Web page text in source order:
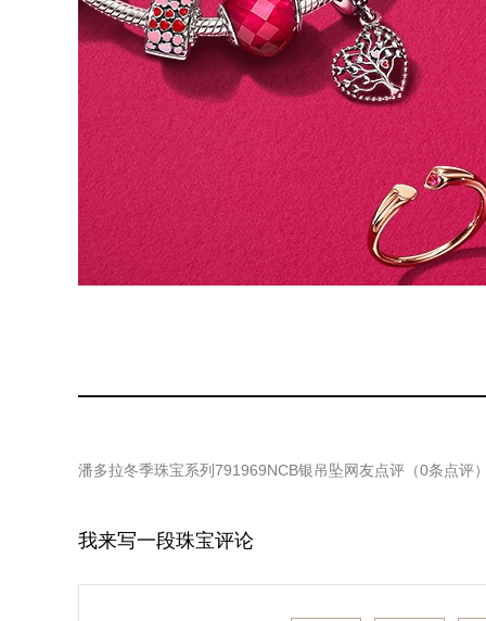
潘多拉冬季珠宝系列791969NCB银吊坠网友点评（0条点评
我来写一段珠宝评论